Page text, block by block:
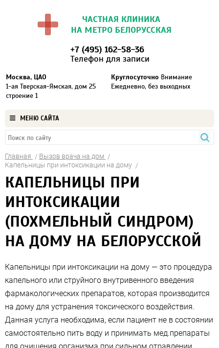
ЧАСТНАЯ КЛИНИКА
НА МЕТРО БЕЛОРУССКАЯ
Москва, ЦАО
1-ая Тверская-Ямская, дом 25
строение 1
+7 (495) 162-58-36
Телефон для записи
Круглосуточно Внимание
Ежедневно, без выходных
МЕНЮ САЙТА
Главная
Вызов врача на дом
Капельницы при интоксикации на дому
КАПЕЛЬНИЦЫ ПРИ
ИНТОКСИКАЦИИ
(ПОХМЕЛЬНЫЙ СИНДРОМ)
НА ДОМУ НА БЕЛОРУССКОЙ
Капельницы при интоксикации на дому — это процедура
капельного или струйного внутривенного введения
фармакологических препаратов, которая производится
на дому для устранения токсического воздействия.
Данная услуга необходима, если пациент не в состоянии
самостоятельно пить воду и принимать мед.препараты